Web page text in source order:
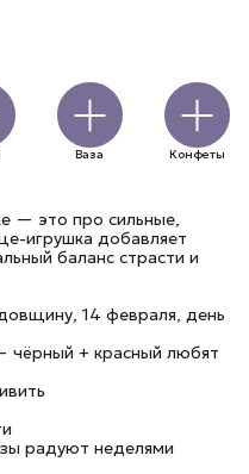
Ваза Конфеты
— это про сильные,
игрушка добавляет
баланс страсти и
14 февраля, день
чёрный + красный любят
радуют неделями